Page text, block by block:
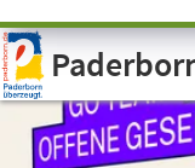
Visuelle
Assistenzsoftware
öffnen.